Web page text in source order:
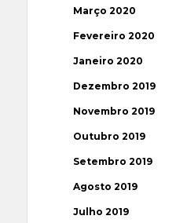
Março 2020
Fevereiro 2020
Janeiro 2020
Dezembro 2019
Novembro 2019
Outubro 2019
Setembro 2019
Agosto 2019
Julho 2019